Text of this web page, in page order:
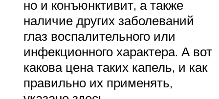
но и конъюнктивит, а также
наличие других заболеваний
глаз воспалительного или
инфекционного характера. А вот
какова цена таких капель, и как
правильно их применять,